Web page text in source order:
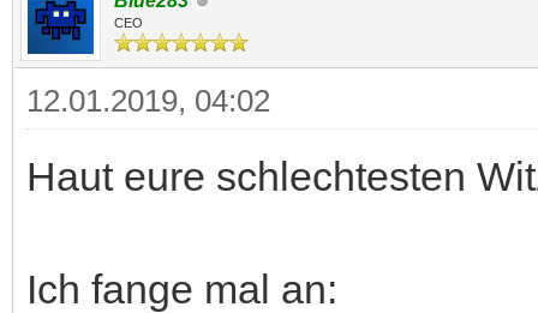
CEO
12.01.2019, 04:02
Haut eure schlechtesten
Ich fange mal an: